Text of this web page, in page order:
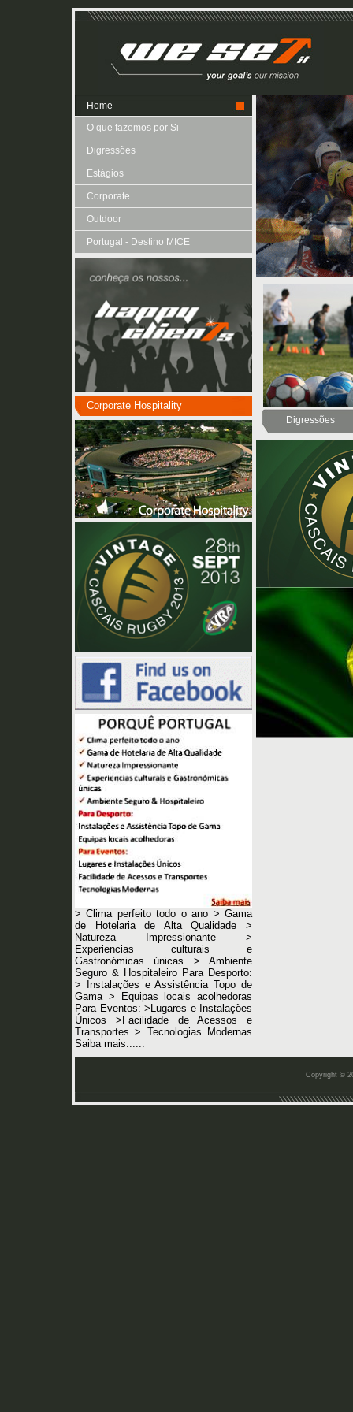
Home
O que fazemos por Si
Digressões
Estágios
Corporate
Outdoor
Portugal - Destino MICE
Corporate Hospitality
> Clima perfeito todo o ano > Gama
de Hotelaria de Alta Qualidade >
Natureza Impressionante >
Experiencias culturais e
Gastronómicas únicas > Ambiente
Seguro & Hospitaleiro Para Desporto:
> Instalações e Assistência Topo de
Gama > Equipas locais acolhedoras
Para Eventos: >Lugares e Instalações
Únicos >Facilidade de Acessos e
Transportes > Tecnologias Modernas
Saiba mais......
Digressões
Copyright ©